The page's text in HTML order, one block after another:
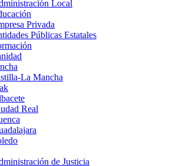
Local
Privada
Públicas Estatales
La Mancha
Real
de Justicia